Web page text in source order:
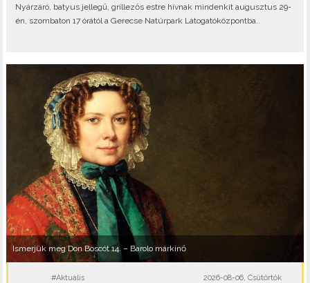
Nyárzáró, batyus jellegű, grillezős estre hívnak mindenkit augusztus 29-
én, szombaton 17 órától a Gerecse Natúrpark Látogatóközpontba..
Ismerjük meg Don Boscót 14. – Barolo márkinő
#Aktuális 2026-08-06, Csütörtök